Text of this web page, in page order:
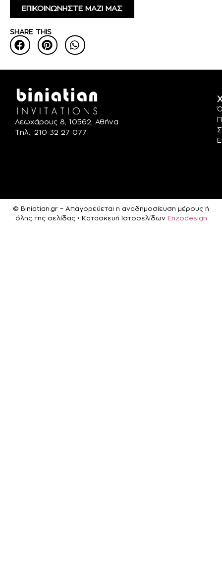
ΕΠΙΚΟΙΝΩΝΗΣΤΕ ΜΑΖΙ ΜΑΣ
SHARE THIS
Λεωχάρους 8, 10562, Αθήνα
Τηλ.: 210 32 27 077
© Biniatian.gr – Απαγορεύεται η αναδημοσίευση μέρους ή
όλης της σελίδας • Κατασκευή Ιστοσελίδων Enzodesign